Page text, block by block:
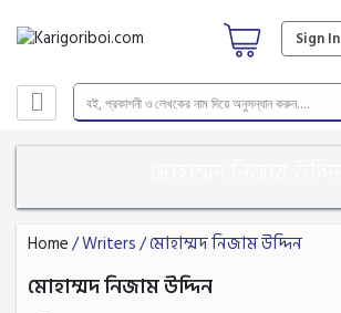
Sign In
Home/ Writers / মোহাম্মদ নিজাম উদ্দিন
মোহাম্মদ নিজাম উদ্দিন